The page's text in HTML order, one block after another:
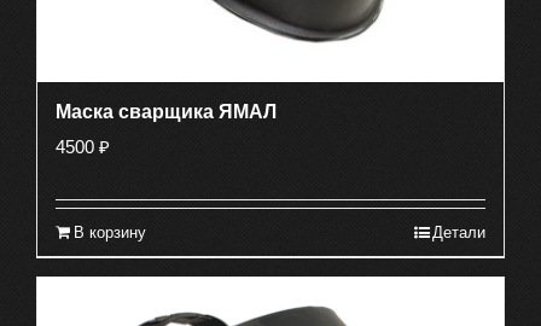
Маска сварщика ЯМАЛ
4500 ₽
В корзину Детали